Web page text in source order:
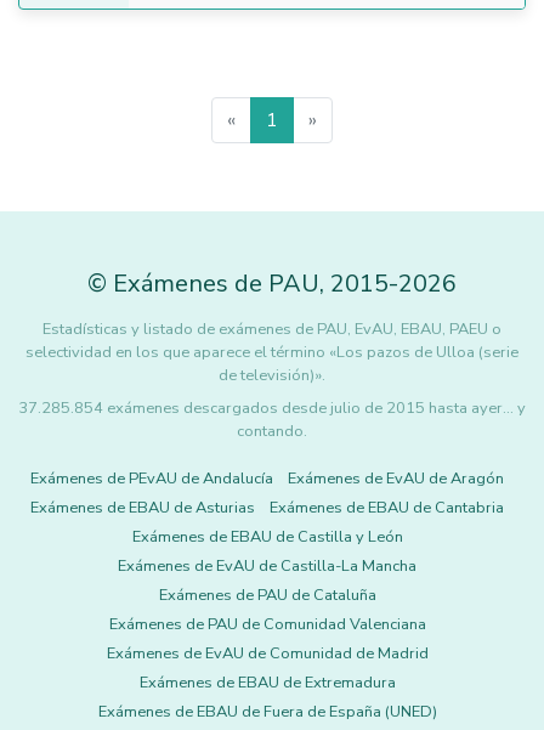
« 1 »
© Exámenes de PAU, 2015-2026
Estadísticas y listado de exámenes de PAU, EvAU, EBAU, PAEU o
selectividad en los que aparece el término «Los pazos de Ulloa (serie
de televisión)».
37.285.854 exámenes descargados desde julio de 2015 hasta ayer... y
contando.
Exámenes de PEvAU de Andalucía
Exámenes de EvAU de Aragón
Exámenes de EBAU de Asturias
Exámenes de EBAU de Cantabria
Exámenes de EBAU de Castilla y León
Exámenes de EvAU de Castilla-La Mancha
Exámenes de PAU de Cataluña
Exámenes de PAU de Comunidad Valenciana
Exámenes de EvAU de Comunidad de Madrid
Exámenes de EBAU de Extremadura
Exámenes de EBAU de Fuera de España (UNED)